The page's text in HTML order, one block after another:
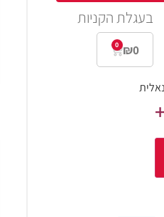
בעגלת הקניות
₪0
0